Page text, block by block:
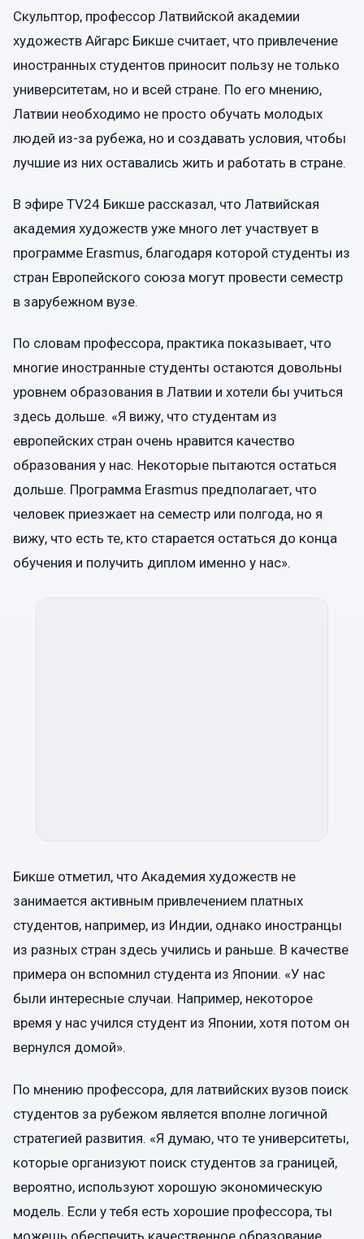
Скульптор, профессор Латвийской академии
художеств Айгарс Бикше считает, что привлечение
иностранных студентов приносит пользу не только
университетам, но и всей стране. По его мнению,
Латвии необходимо не просто обучать молодых
людей из-за рубежа, но и создавать условия, чтобы
лучшие из них оставались жить и работать в стране.
В эфире TV24 Бикше рассказал, что Латвийская
академия художеств уже много лет участвует в
программе Erasmus, благодаря которой студенты из
стран Европейского союза могут провести семестр
в зарубежном вузе.
По словам профессора, практика показывает, что
многие иностранные студенты остаются довольны
уровнем образования в Латвии и хотели бы учиться
здесь дольше. «Я вижу, что студентам из
европейских стран очень нравится качество
образования у нас. Некоторые пытаются остаться
дольше. Программа Erasmus предполагает, что
человек приезжает на семестр или полгода, но я
вижу, что есть те, кто старается остаться до конца
обучения и получить диплом именно у нас».
Бикше отметил, что Академия художеств не
занимается активным привлечением платных
студентов, например, из Индии, однако иностранцы
из разных стран здесь учились и раньше. В качестве
примера он вспомнил студента из Японии. «У нас
были интересные случаи. Например, некоторое
время у нас учился студент из Японии, хотя потом он
вернулся домой».
По мнению профессора, для латвийских вузов поиск
студентов за рубежом является вполне логичной
стратегией развития. «Я думаю, что те университеты,
которые организуют поиск студентов за границей,
вероятно, используют хорошую экономическую
модель. Если у тебя есть хорошие профессора, ты
можешь обеспечить качественное образование.